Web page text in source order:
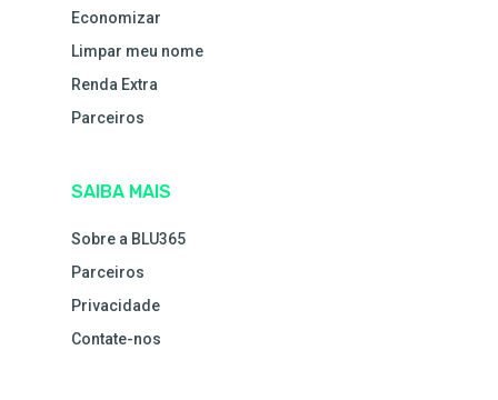
Economizar
Limpar meu nome
Renda Extra
Parceiros
SAIBA MAIS
Sobre a BLU365
Parceiros
Privacidade
Contate-nos